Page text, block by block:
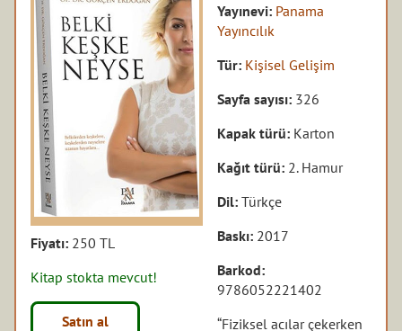
Fiyatı: 250 TL
Kitap stokta mevcut!
Satın al
Yayınevi: Panama
Yayıncılık
Tür: Kişisel Gelişim
Sayfa sayısı: 326
Kapak türü: Karton
Kağıt türü: 2. Hamur
Dil:Türkçe
Baskı: 2017
Barkod:
9786052221402
“Fiziksel acılar çekerken